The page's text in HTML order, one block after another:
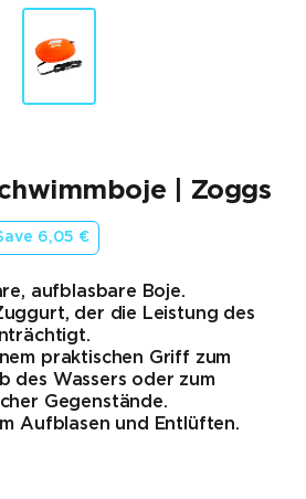
| Zoggs
Preis
6,05 €
aufblasbare Boje.
der die Leistung des
praktischen Griff zum
des Wassers oder zum
Gegenstände.
Aufblasen und Entlüften.